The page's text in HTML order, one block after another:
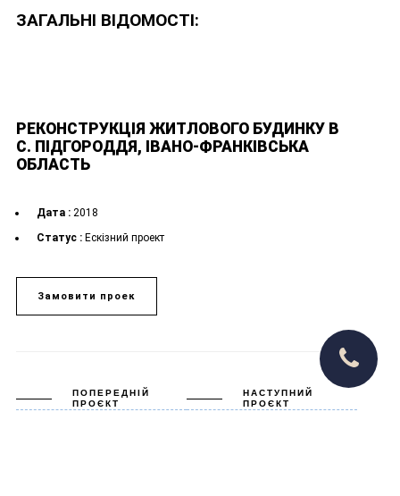
ЗАГАЛЬНІ ВІДОМОСТІ:
РЕКОНСТРУКЦІЯ ЖИТЛОВОГО БУДИНКУ В
С. ПІДГОРОДДЯ, ІВАНО-ФРАНКІВСЬКА
ОБЛАСТЬ
Дата :2018
Статус :Ескізний проект
Замовити проек
ПОПЕРЕДНІЙ
ПРОЄКТ
НАСТУПНИЙ
ПРОЄКТ